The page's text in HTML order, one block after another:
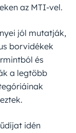
az MTI-vel.
jól mutatják,
borvidékek
és
a legtöbb
idén